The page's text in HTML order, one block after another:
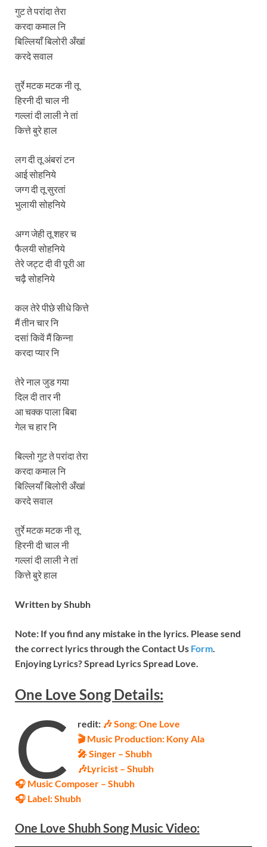
गुट ते परांदा तेरा
करदा कमाल नि
बिल्लियाँ बिलोरी अँखां
करदे सवाल
तुर्रे मटक मटक नी तू
हिरनी दी चाल नी
गल्लां दी लाली ने तां
कित्ते बुरे हाल
लग दी तू अंबरां टन
आई सोहनिये
जग्ग दी तू सुरतां
भुलायी सोहनिये
अग्ग जेही तू शहर च
फैलयी सोहनिये
तेरे जट्ट दी वी पूरी आ
चढ़ै सोहनिये
कल तेरे पीछे सीधे कित्ते
मैं तीन चार नि
दसां किवें मैं किन्ना
करदा प्यार नि
तेरे नाल जुड गया
दिल दी तार नी
आ चक्क पाला बिबा
गेल च हार नि
बिल्लो गुट ते परांदा तेरा
करदा कमाल नि
बिल्लियाँ बिलोरी अँखां
करदे सवाल
तुर्रे मटक मटक नी तू
हिरनी दी चाल नी
गल्लां दी लाली ने तां
कित्ते बुरे हाल
Written byShubh
Note: If you find any mistake in the lyrics. Please send
the correct lyrics through the Contact Us Form
Enjoying Lyrics? Spread Lyrics Spread Love.
One Love SongDetails:
C redit: 🎶 Song: One Love
🎬Music Production: Kony Ala
🎤 Singer – Shubh
🎶Lyricist – Shubh
🎧 Music Composer – Shubh
🎧 Label: Shubh
One Love Shubh Song Music Video: